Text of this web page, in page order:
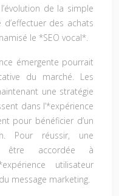
de la simple
des achats
le *SEO vocal*.
émergente pourrait
du marché. Les
une stratégie
dans l’*expérience
pour bénéficier d’un
Pour réussir, une
être accordée à
utilisateur
message marketing.